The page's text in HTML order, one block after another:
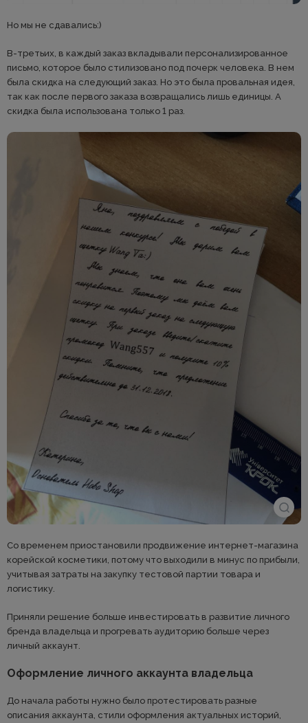
Но мы не сдавались:)
В-третьих, в каждый заказ вкладывали персонализированное
письмо, которое было стилизовано под почерк человека. В нем
была скидка на следующий заказ. Но это была провальная идея,
так как после первого заказа возвращались лишь единицы. А
скидка была использована только 1 раз.
Со временем приостановили продвижение интернет-магазина
корейской косметики, потому что выходили в минус по прибыли,
учитывая затраты на закупку тестовой партии товара и
логистику.
Приняли решение больше инвестировать в развитие личного
бренда владельца и прогревать аудиторию больше через
личный аккаунт.
Оформление личного аккаунта владельца
До начала работы нужно было протестировать разные
описания аккаунта, стили оформления актуальных историй,